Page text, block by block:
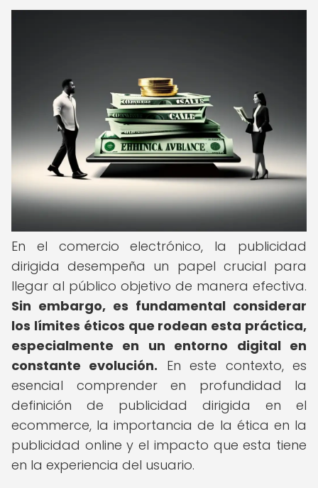
En el comercio electrónico, la publicidad
dirigida desempeña un papel crucial para
llegar al público objetivo de manera efectiva.
Sin embargo, es fundamental considerar
los límites éticos que rodean esta práctica,
especialmente en un entorno digital en
constante evolución. En este contexto, es
esencial comprender en profundidad la
definición de publicidad dirigida en el
ecommerce, la importancia de la ética en la
publicidad online y el impacto que esta tiene
en la experiencia del usuario.